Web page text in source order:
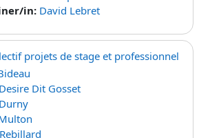
in: David Lebret
projets de stage et professionnel
Dit Gosset